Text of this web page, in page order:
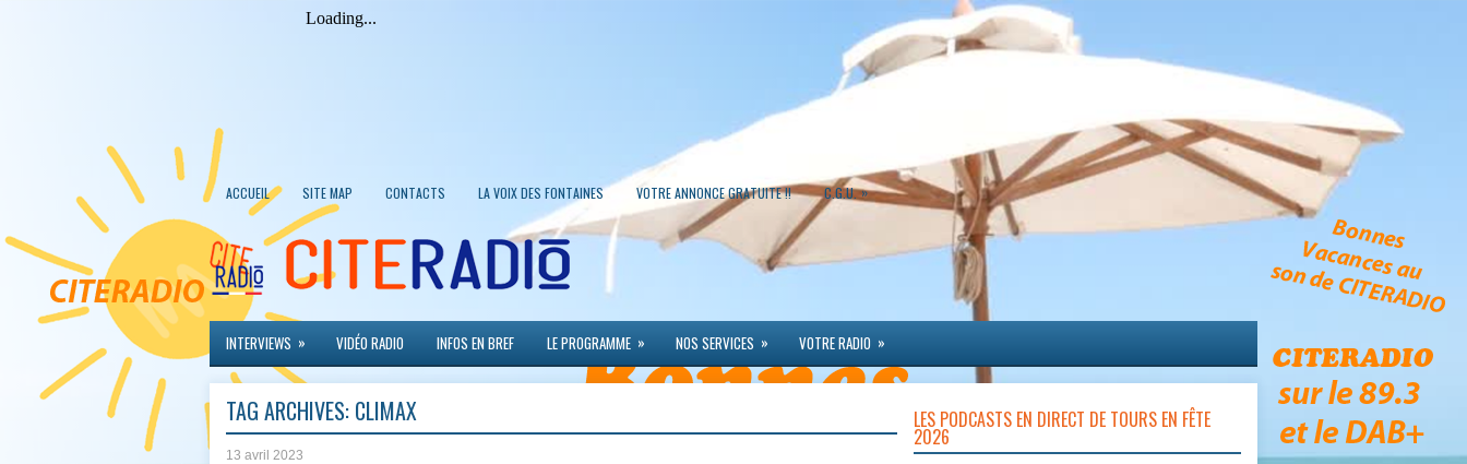
ACCUEIL SITE MAP CONTACTS LA VOIX DES FONTAINES VOTRE ANNONCE GRATUITE !! C.G.U. »
INTERVIEWS » VIDÉO RADIO INFOS EN BREF LE PROGRAMME » NOS SERVICES » VOTRE RADIO »
TAG ARCHIVES: CLIMAX
13 avril 2023
LES PODCASTS EN DIRECT DE TOURS EN FÊTE
2026